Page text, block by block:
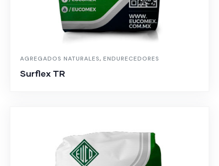
AGREGADOS NATURALES, ENDURECEDORES
Surflex TR